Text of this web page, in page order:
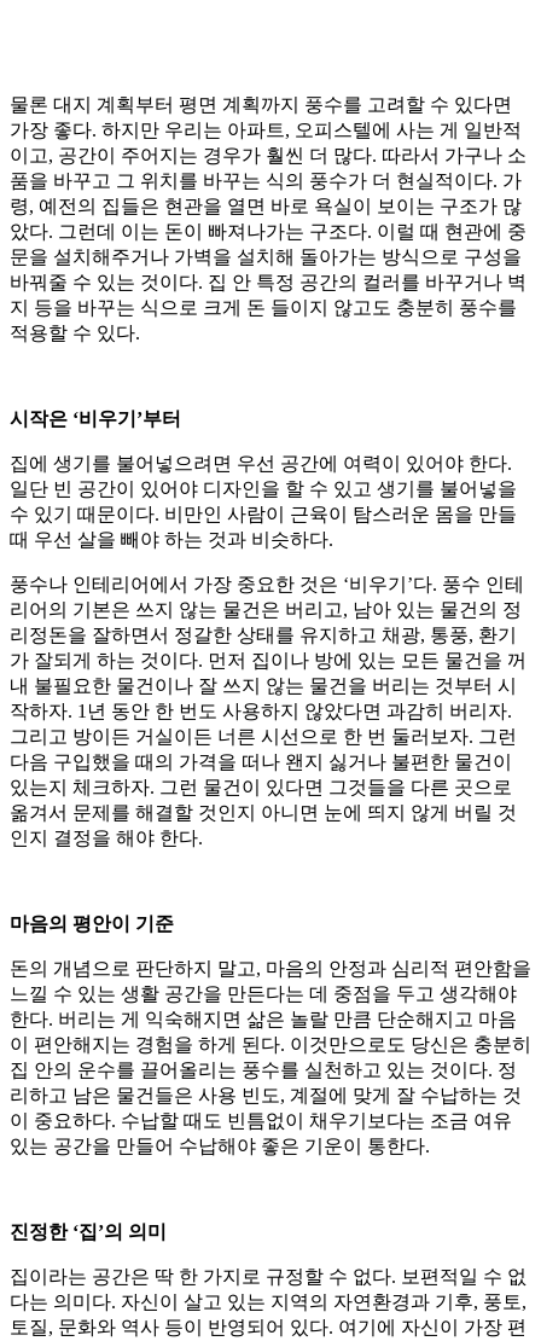
물론 대지 계획부터 평면 계획까지 풍수를 고려할 수 있다면
가장 좋다. 하지만 우리는 아파트, 오피스텔에 사는 게 일반적
이고, 공간이 주어지는 경우가 훨씬 더 많다. 따라서 가구나 소
품을 바꾸고 그 위치를 바꾸는 식의 풍수가 더 현실적이다. 가
령, 예전의 집들은 현관을 열면 바로 욕실이 보이는 구조가 많
았다. 그런데 이는 돈이 빠져나가는 구조다. 이럴 때 현관에 중
문을 설치해주거나 가벽을 설치해 돌아가는 방식으로 구성을
바꿔줄 수 있는 것이다. 집 안 특정 공간의 컬러를 바꾸거나 벽
지 등을 바꾸는 식으로 크게 돈 들이지 않고도 충분히 풍수를
적용할 수 있다.
시작은 ‘비우기’부터
집에 생기를 불어넣으려면 우선 공간에 여력이 있어야 한다.
일단 빈 공간이 있어야 디자인을 할 수 있고 생기를 불어넣을
수 있기 때문이다. 비만인 사람이 근육이 탐스러운 몸을 만들
때 우선 살을 빼야 하는 것과 비슷하다.
풍수나 인테리어에서 가장 중요한 것은 ‘비우기’다. 풍수 인테
리어의 기본은 쓰지 않는 물건은 버리고, 남아 있는 물건의 정
리정돈을 잘하면서 정갈한 상태를 유지하고 채광, 통풍, 환기
가 잘되게 하는 것이다. 먼저 집이나 방에 있는 모든 물건을 꺼
내 불필요한 물건이나 잘 쓰지 않는 물건을 버리는 것부터 시
작하자. 1년 동안 한 번도 사용하지 않았다면 과감히 버리자.
그리고 방이든 거실이든 너른 시선으로 한 번 둘러보자. 그런
다음 구입했을 때의 가격을 떠나 왠지 싫거나 불편한 물건이
있는지 체크하자. 그런 물건이 있다면 그것들을 다른 곳으로
옮겨서 문제를 해결할 것인지 아니면 눈에 띄지 않게 버릴 것
인지 결정을 해야 한다.
마음의 평안이 기준
돈의 개념으로 판단하지 말고, 마음의 안정과 심리적 편안함을
느낄 수 있는 생활 공간을 만든다는 데 중점을 두고 생각해야
한다. 버리는 게 익숙해지면 삶은 놀랄 만큼 단순해지고 마음
이 편안해지는 경험을 하게 된다. 이것만으로도 당신은 충분히
집 안의 운수를 끌어올리는 풍수를 실천하고 있는 것이다. 정
리하고 남은 물건들은 사용 빈도, 계절에 맞게 잘 수납하는 것
이 중요하다. 수납할 때도 빈틈없이 채우기보다는 조금 여유
있는 공간을 만들어 수납해야 좋은 기운이 통한다.
진정한 ‘집’의 의미
집이라는 공간은 딱 한 가지로 규정할 수 없다. 보편적일 수 없
다는 의미다. 자신이 살고 있는 지역의 자연환경과 기후, 풍토,
토질, 문화와 역사 등이 반영되어 있다. 여기에 자신이 가장 편